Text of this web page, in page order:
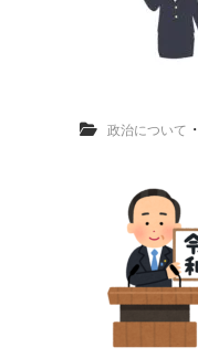
政治について ・